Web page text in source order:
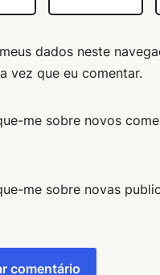
dados neste
vez que eu comentar.
me sobre novos
me sobre novas